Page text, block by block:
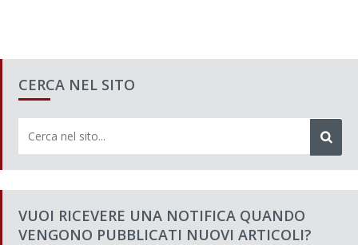
CERCA NEL SITO
VUOI RICEVERE UNA NOTIFICA QUANDO
VENGONO PUBBLICATI NUOVI ARTICOLI?